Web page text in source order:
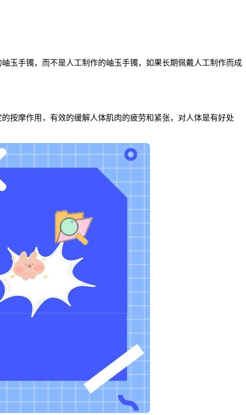
玉手镯，而不是人工制作的岫玉手镯，如果长期佩戴人工制作而成
按摩作用，有效的缓解人体肌肉的疲劳和紧张，对人体是有好处